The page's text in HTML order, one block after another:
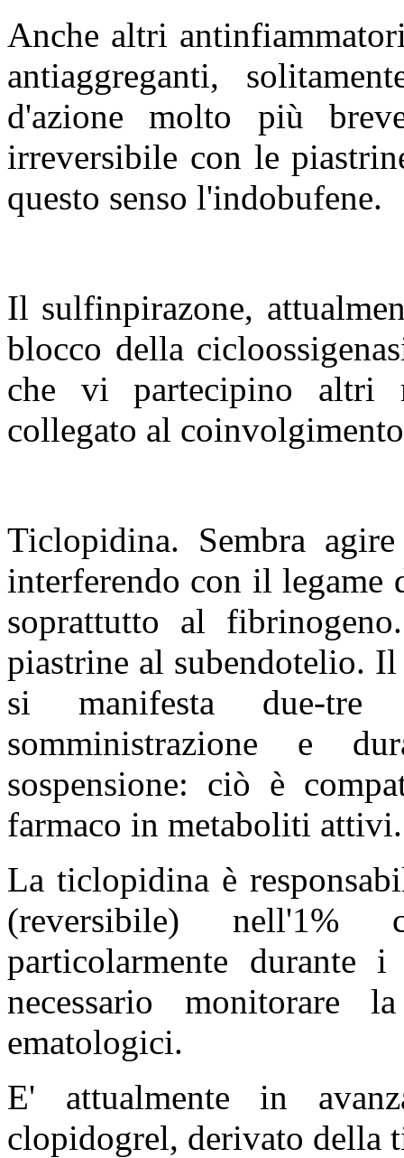
Anche altri
antiaggreganti,
d'azione molto più
irreversibile con le
questo senso l'indobufene.
Il sulfinpirazone,
blocco della
che vi partecipino altri
collegato al
Ticlopidina. Sembra
interferendo con il legame
soprattutto al
piastrine al subendotelio.
si manifesta due-
somministrazione e
sospensione: ciò è
farmaco in metaboliti attivi.
La ticlopidina è
(reversibile)
particolarmente
necessario monitorare
ematologici.
E' attualmente in
clopidogrel, derivato della